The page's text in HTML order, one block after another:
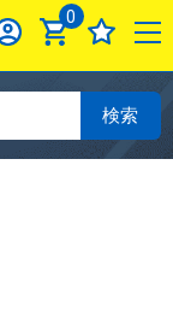
0
検索